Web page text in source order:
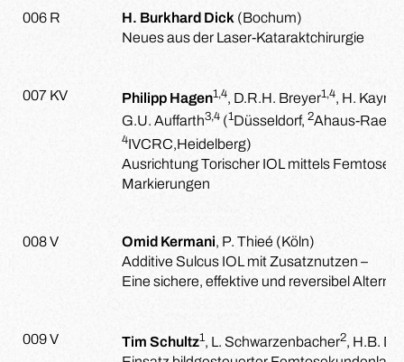
006 R H. Burkhard Dick (Bochum)
Neues aus der Laser-Kataraktchirurgie
007 KV Philipp Hagen1,4, D.R.H. Breyer1,4, H.
G.U. Auffarth3,4 (1Düsseldorf, 2Ahaus-
4IVCRC,Heidelberg)
Ausrichtung Torischer IOL mittels
Markierungen
008 V Omid Kermani, P. Thieé (Köln)
Additive Sulcus IOL mit Zusatznutzen –
Eine sichere, effektive und reversibel
009 V Tim Schultz1, L. Schwarzenbacher2, H.B.